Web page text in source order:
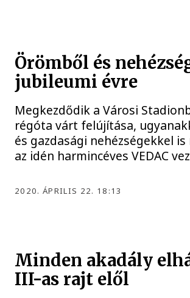
Örömből és
jubileumi évre
Megkezdődik a Városi
régóta várt felújítása,
és gazdasági nehézségekkel
az idén harmincéves VEDAC
2020. ÁPRILIS 22. 18:13
Minden akadály
III-as rajt elől